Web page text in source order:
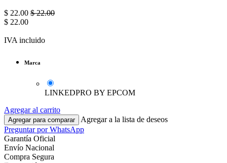
$ 22.00 $22.00
$ 22.00
IVA incluido
Marca
LINKEDPRO BY EPCOM
Agregar al carrito
Agregar para comparar
Agregar a la lista de deseos
Preguntar por WhatsApp
Garantía Oficial
Envío Nacional
Compra Segura